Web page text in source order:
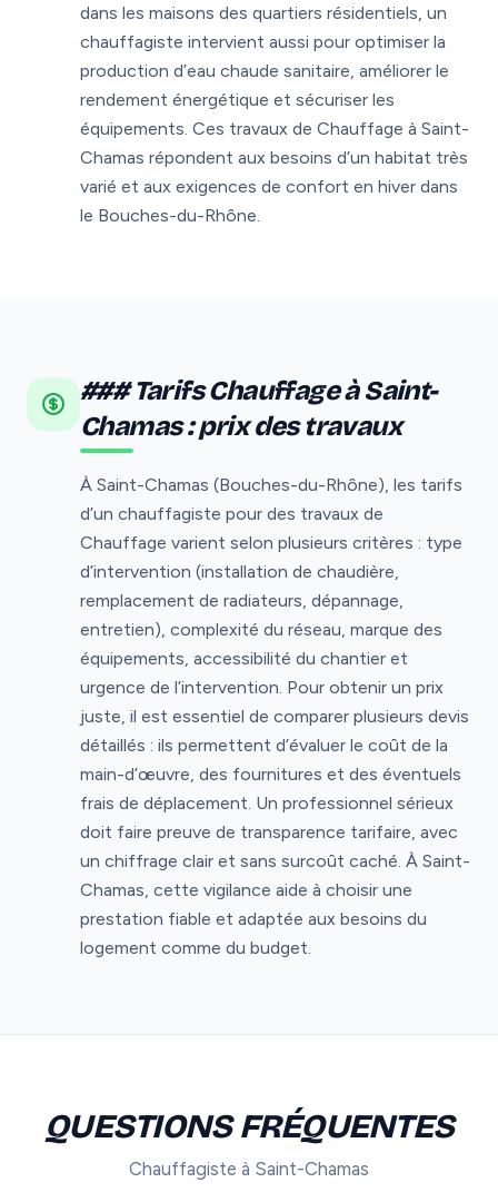
dans les maisons des quartiers résidentiels, un
chauffagiste intervient aussi pour optimiser la
production d’eau chaude sanitaire, améliorer le
rendement énergétique et sécuriser les
équipements. Ces travaux de Chauffage à Saint-
Chamas répondent aux besoins d’un habitat très
varié et aux exigences de confort en hiver dans
le Bouches-du-Rhône.
### Tarifs Chauffage à Saint-
Chamas : prix des travaux
À Saint-Chamas (Bouches-du-Rhône), les tarifs
d’un chauffagiste pour des travaux de
Chauffage varient selon plusieurs critères : type
d’intervention (installation de chaudière,
remplacement de radiateurs, dépannage,
entretien), complexité du réseau, marque des
équipements, accessibilité du chantier et
urgence de l’intervention. Pour obtenir un prix
juste, il est essentiel de comparer plusieurs devis
détaillés : ils permettent d’évaluer le coût de la
main-d’œuvre, des fournitures et des éventuels
frais de déplacement. Un professionnel sérieux
doit faire preuve de transparence tarifaire, avec
un chiffrage clair et sans surcoût caché. À Saint-
Chamas, cette vigilance aide à choisir une
prestation fiable et adaptée aux besoins du
logement comme du budget.
QUESTIONS FRÉQUENTES
Chauffagiste à Saint-Chamas